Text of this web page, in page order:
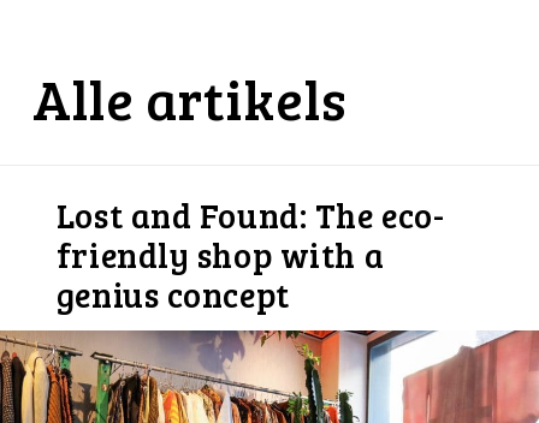
Alle artikels
Lost and Found: The eco-
friendly shop with a
genius concept